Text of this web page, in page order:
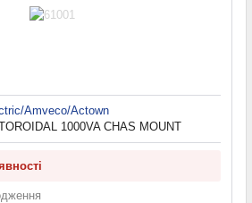
Amveco/Actown
1000VA CHAS MOUNT